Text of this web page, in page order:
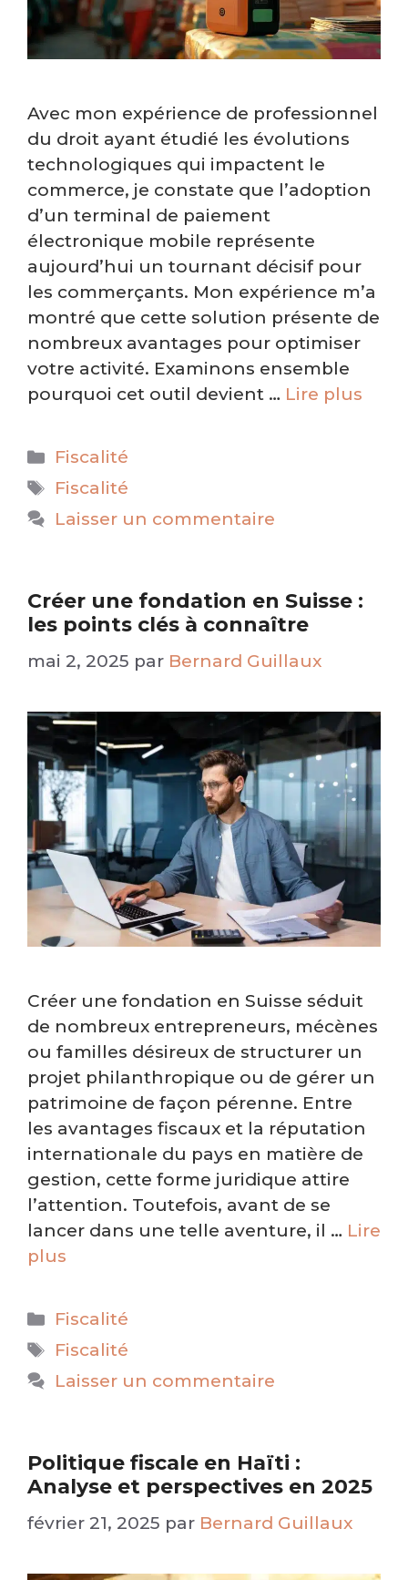
Avec mon expérience de professionnel
du droit ayant étudié les évolutions
technologiques qui impactent le
commerce, je constate que l’adoption
d’un terminal de paiement
électronique mobile représente
aujourd’hui un tournant décisif pour
les commerçants. Mon expérience m’a
montré que cette solution présente de
nombreux avantages pour optimiser
votre activité. Examinons ensemble
pourquoi cet outil devient … Lire plus
Catégories
Fiscalité
Étiquettes
Fiscalité
Laisser un commentaire
Créer une fondation en Suisse :
les points clés à connaître
mai 2, 2025 par Bernard Guillaux
Créer une fondation en Suisse séduit
de nombreux entrepreneurs, mécènes
ou familles désireux de structurer un
projet philanthropique ou de gérer un
patrimoine de façon pérenne. Entre
les avantages fiscaux et la réputation
internationale du pays en matière de
gestion, cette forme juridique attire
l’attention. Toutefois, avant de se
lancer dans une telle aventure, il … Lire
plus
Catégories
Fiscalité
Étiquettes
Fiscalité
Laisser un commentaire
Politique fiscale en Haïti :
Analyse et perspectives en 2025
février 21, 2025 par Bernard Guillaux